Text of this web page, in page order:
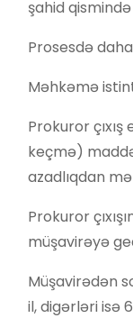
şahid
Prosesdə
Məhkəmə
Prokuror
keçmə)
azadlıqdan
Prokuror
müşavirəyə
Müşavirədən
il, digərləri isə